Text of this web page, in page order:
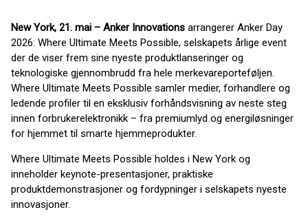
New York, 21. mai – Anker Innovations arrangerer Anker Day
2026: Where Ultimate Meets Possible, selskapets årlige event
der de viser frem sine nyeste produktlanseringer og
teknologiske gjennombrudd fra hele merkevareporteføljen.
Where Ultimate Meets Possible samler medier, forhandlere og
ledende profiler til en eksklusiv forhåndsvisning av neste steg
innen forbrukerelektronikk – fra premiumlyd og energiløsninger
for hjemmet til smarte hjemmeprodukter.
Where Ultimate Meets Possible holdes i New York og
inneholder keynote-presentasjoner, praktiske
produktdemonstrasjoner og fordypninger i selskapets nyeste
innovasjoner.